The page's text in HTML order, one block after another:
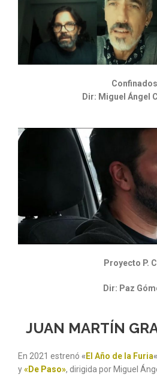
Confinados
Dir: Miguel Ángel
Proyecto P.
Dir: Paz
JUAN MARTÍN
En 2021 estrenó «El Año de la Furia«
y« De Paso», dirigida por Miguel